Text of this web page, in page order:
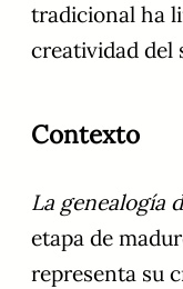
tradicional ha
creatividad del
Contexto
La genealogía
etapa de
representa su